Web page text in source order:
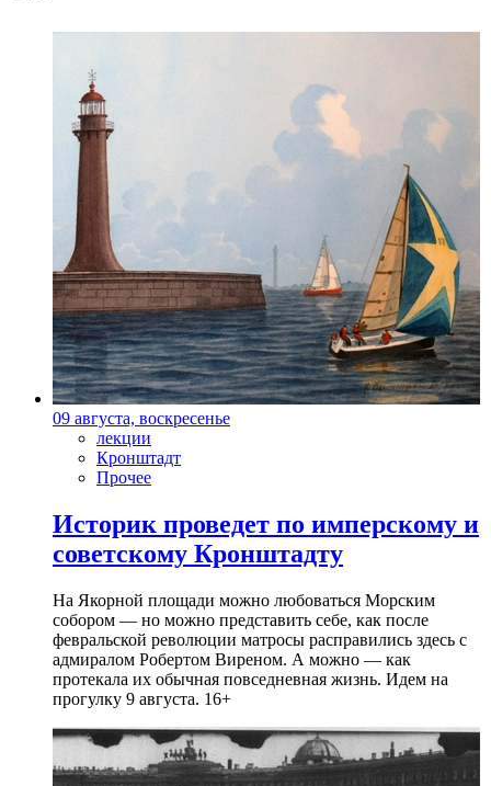
09 августа, воскресенье
лекции
Кронштадт
Прочее
Историк проведет по имперскому и
советскому Кронштадту
На Якорной площади можно любоваться Морским
собором — но можно представить себе, как после
февральской революции матросы расправились здесь с
адмиралом Робертом Виреном. А можно — как
протекала их обычная повседневная жизнь. Идем на
прогулку 9 августа. 16+